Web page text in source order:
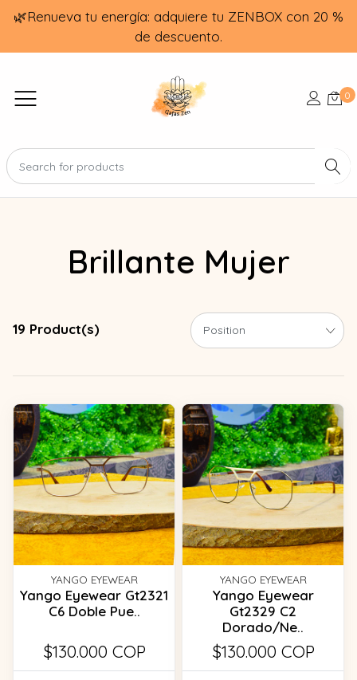
🌿Renueva tu energía: adquiere tu ZENBOX con 20 %
de descuento.
0
Brillante Mujer
19 Product(s)
YANGO EYEWEAR
Yango Eyewear Gt2321
C6 Doble Pue..
$130.000 COP
YANGO EYEWEAR
Yango Eyewear
Gt2329 C2
Dorado/Ne..
$130.000 COP